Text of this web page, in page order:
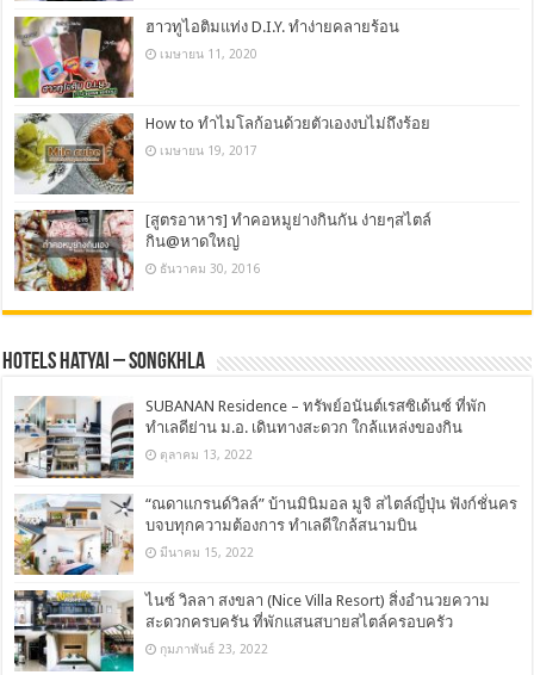
ฮาวทูไอติมแท่ง D.I.Y. ทำง่ายคลายร้อน
เมษายน 11, 2020
How to ทำไมโลก้อนด้วยตัวเองงบไม่ถึงร้อย
เมษายน 19, 2017
[สูตรอาหาร] ทำคอหมูย่างกินกัน ง่ายๆสไตล์
กิน@หาดใหญ่
ธันวาคม 30, 2016
Hotels Hatyai – Songkhla
SUBANAN Residence – ทรัพย์อนันต์เรสซิเด้นซ์ ที่พัก
ทำเลดีย่าน ม.อ. เดินทางสะดวก ใกล้แหล่งของกิน
ตุลาคม 13, 2022
“ณดาแกรนด์วิลล์” บ้านมินิมอล มูจิ สไตล์ญี่ปุ่น ฟังก์ชั่นคร
บจบทุกความต้องการ ทำเลดีใกล้สนามบิน
มีนาคม 15, 2022
ไนซ์ วิลลา สงขลา (Nice Villa Resort) สิ่งอำนวยความ
สะดวกครบครัน ที่พักแสนสบายสไตล์ครอบครัว
กุมภาพันธ์ 23, 2022